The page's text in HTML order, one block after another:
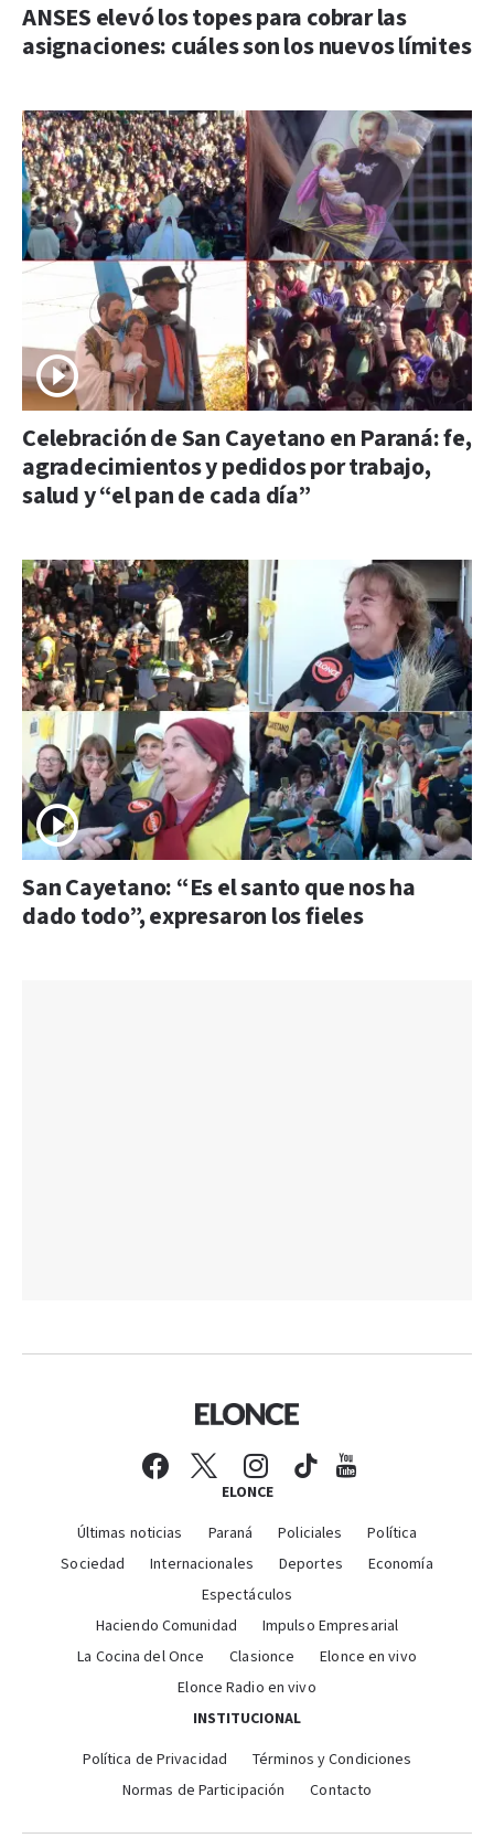
ANSES elevó los topes para cobrar las
asignaciones: cuáles son los nuevos límites
Celebración de San Cayetano en Paraná: fe,
agradecimientos y pedidos por trabajo,
salud y “el pan de cada día”
San Cayetano: “Es el santo que nos ha
dado todo”, expresaron los fieles
ELONCE
Últimas noticias Paraná Policiales
Política
Sociedad
Internacionales Deportes
Economía
Espectáculos
Haciendo Comunidad
Impulso Empresarial
La Cocina del Once
Clasionce
Elonce en vivo
Elonce Radio en vivo
INSTITUCIONAL
Política de Privacidad
Términos y Condiciones
Normas de Participación
Contacto